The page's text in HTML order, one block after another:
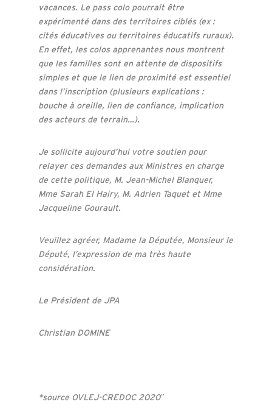
vacances. Le pass colo pourrait être
expérimenté dans des territoires ciblés (ex :
cités éducatives ou territoires éducatifs ruraux).
En effet, les colos apprenantes nous montrent
que les familles sont en attente de dispositifs
simples et que le lien de proximité est essentiel
dans l’inscription (plusieurs explications :
bouche à oreille, lien de confiance, implication
des acteurs de terrain…).
Je sollicite aujourd’hui votre soutien pour
relayer ces demandes aux Ministres en charge
de cette politique, M. Jean-Michel Blanquer,
Mme Sarah El Hairy, M. Adrien Taquet et Mme
Jacqueline Gourault.
Veuillez agréer, Madame la Députée, Monsieur le
Député, l’expression de ma très haute
considération.
Le Président de JPA
Christian DOMINE
*source OVLEJ-CREDOC 2020″